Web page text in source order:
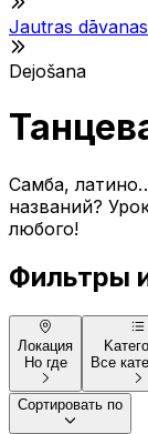
Jautras dāvanas
Dejošana
Самба,
названий?
любого!
Фильтры
Локация
Но где
Все
Сортировать по